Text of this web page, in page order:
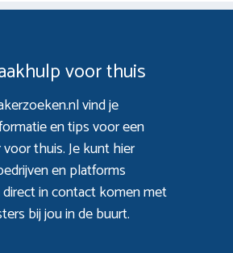
voor thuis
vind je
en tips voor een
thuis. Je kunt hier
en platforms
in contact komen met
bij jou in de buurt.